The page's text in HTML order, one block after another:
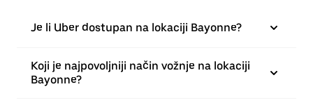
Je li Uber dostupan na lokaciji Bayonne?
Koji je najpovoljniji način vožnje na lokaciji
Bayonne?